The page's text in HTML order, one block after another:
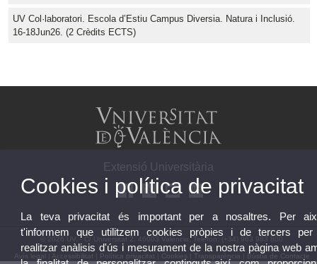
UV Col·laboratori. Escola d’Estiu Campus Diversia. Natura i Inclusió.
16-18Jun26. (2 Crèdits ECTS)
Extensió Universitària
© 2026 UV. - C/ Universitat 2. 46003 València. Telèfon: (+34) 963 983 800
Avís legal Accessibilitat Política privacitat Cookies Transparència Bústia de Contacte
Cookies i política de privacitat
La teva privacitat és important per a nosaltres. Per
t'informem que utilitzem cookies pròpies i de tercers
realitzar anàlisis d'ús i mesurament de la nostra pàgina web